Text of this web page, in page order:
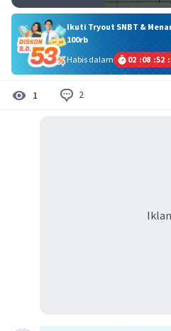
Ikuti Tryout SNBT &
100rb
Habis dalam
02 :08 :52 :
1 2
Iklan